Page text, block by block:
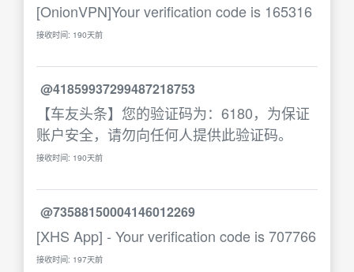
[OnionVPN]Your verification code is 165316
接收时间: 190天前
@41859937299487218753
【车友头条】您的验证码为：6180，为保证
账户安全，请勿向任何人提供此验证码。
接收时间: 190天前
@73588150004146012269
[XHS App] - Your verification code is 707766
接收时间: 197天前